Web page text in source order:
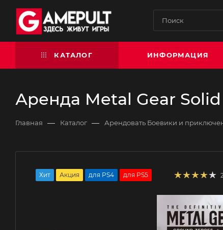
КАТАЛОГ ИНФОРМАЦИЯ
Аренда Metal Gear Solid
Главная — Каталог — Арендовать Боевики и
Хит Акция для PS4 для PS5